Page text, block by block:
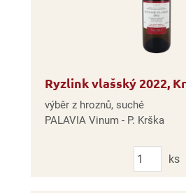
Ryzlink vlašský 2022,
výběr z hroznů, suché
PALAVIA Vinum - P. Krška
Počet
ks